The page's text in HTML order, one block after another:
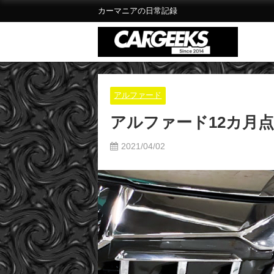
カーマニアの日常記録
アルファード
アルファード12カ月
2021/04/02